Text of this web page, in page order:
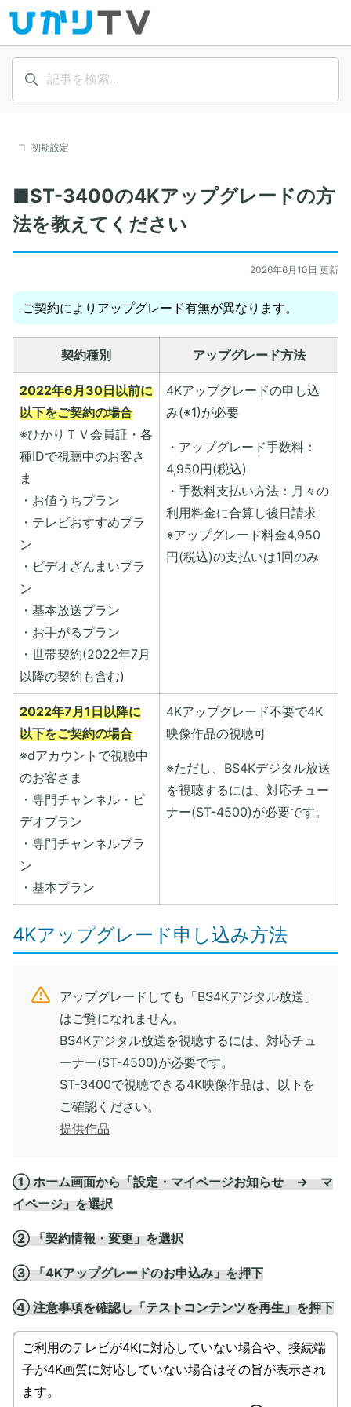
初期設定
■ST-3400の4Kアップグレードの方
法を教えてください
2026年6月10日 更新
ご契約によりアップグレード有無が異なります。
契約種別 アップグレード方法
2022年6月30日以前に
以下をご契約の場合
※ひかりＴＶ会員証・各
種IDで視聴中のお客さ
ま
・お値うちプラン
・テレビおすすめプラ
ン
・ビデオざんまいプラ
ン
・基本放送プラン
・お手がるプラン
・世帯契約(2022年7月
以降の契約も含む)
4Kアップグレードの申し込
み(※1)が必要
・アップグレード手数料：
4,950円(税込)
・手数料支払い方法：月々の
利用料金に合算し後日請求
※アップグレード料金4,950
円(税込)の支払いは1回のみ
2022年7月1日以降に
以下をご契約の場合
※dアカウントで視聴中
のお客さま
・専門チャンネル・ビ
デオプラン
・専門チャンネルプラ
ン
・基本プラン
4Kアップグレード不要で4K
映像作品の視聴可
※ただし、BS4Kデジタル放送
を視聴するには、対応チュー
ナー(ST-4500)が必要です。
4Kアップグレード申し込み方法
アップグレードしても「BS4Kデジタル放送」
はご覧になれません。
BS4Kデジタル放送を視聴するには、対応チュ
ーナー(ST-4500)が必要です。
ST-3400で視聴できる4K映像作品は、以下を
ご確認ください。
提供作品
① ホーム画面から「設定・マイページお知らせ → マ
イページ」を選択
② 「契約情報・変更」を選択
③ 「4Kアップグレードのお申込み」を押下
④ 注意事項を確認し「テストコンテンツを再生」を押下
ご利用のテレビが4Kに対応していない場合や、接続端
子が4K画質に対応していない場合はその旨が表示され
ます。